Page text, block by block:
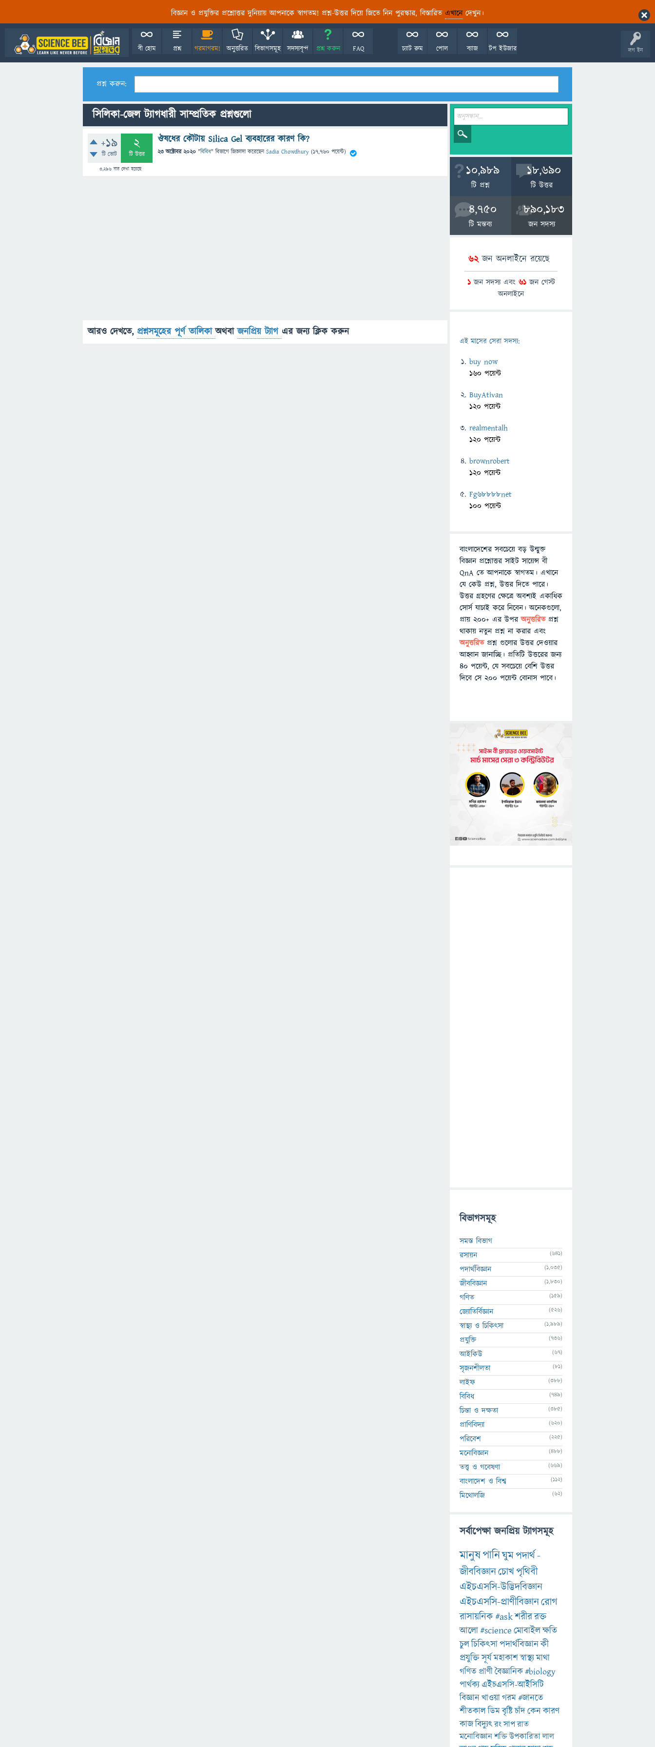
বিজ্ঞান ও প্রযুক্তির প্রশ্নোত্তর দুনিয়ায় আপনাকে স্বাগতম! প্রশ্ন-উত্তর দিয়ে জিতে নিন পুরস্কার, বিস্তারিত এখানেদেখুন।
লগ ইন
বী হোম প্রশ্ন গরমাগরম! অনুত্তরিত বিভাগসমূহ সদস্যবৃন্দ প্রশ্ন করুন FAQ টপ ইউজার
ব্যাজ
পোল
চ্যাট রুম
প্রশ্ন করুন:
সিলিকা-জেল ট্যাগধারী সাম্প্রতিক প্রশ্নগুলো
+19
টি ভোট
2
টি উত্তর
3,296বার দেখা হয়েছে
ঔষধের কৌটায় Silica Gel ব্যবহারের কারণ কি?
23 অক্টোবর 2020 "বিবিধ" বিভাগে জিজ্ঞাসাকরেছেনSadia Chowdhury (17,760 পয়েন্ট)
আরও দেখতে, প্রশ্নসমূহের পূর্ণ তালিকাঅথবাজনপ্রিয় ট্যাগ এর জন্য ক্লিক করুন
10,989
টি প্রশ্ন
18,690
টি উত্তর
4,750
টি মন্তব্য
890,183
জন সদস্য
62জন অনলাইনে রয়েছে
1জন সদস্য এবং 61জন গেস্ট
অনলাইনে
এই মাসের সেরা সদস্য:
buy now
160 পয়েন্ট
BuyAtivan
120 পয়েন্ট
realmentalh
120 পয়েন্ট
brownrobert
120 পয়েন্ট
Fg68888net
100 পয়েন্ট
বাংলাদেশের সবচেয়ে বড় উন্মুক্ত
বিজ্ঞান প্রশ্নোত্তর সাইট সায়েন্স বী
QnA তে আপনাকে স্বাগতম। এখানে
যে কেউ প্রশ্ন, উত্তর দিতে পারে।
উত্তর গ্রহণের ক্ষেত্রে অবশ্যই একাধিক
সোর্স যাচাই করে নিবেন। অনেকগুলো,
প্রায় ২০০+ এর উপরঅনুত্তরিতপ্রশ্ন
থাকায় নতুন প্রশ্ন না করার এবং
অনুত্তরিত প্রশ্ন গুলোর উত্তর দেওয়ার
আহ্বান জানাচ্ছি। প্রতিটি উত্তরের জন্য
৪০ পয়েন্ট, যে সবচেয়ে বেশি উত্তর
দিবে সে ২০০ পয়েন্ট বোনাস পাবে।
বিভাগসমূহ
সমস্ত বিভাগ
রসায়ন
(641)
পদার্থবিজ্ঞান (1,035)
জীববিজ্ঞান (1,830)
গণিত (159)
জ্যোতির্বিজ্ঞান (526)
স্বাস্থ্য ও চিকিৎসা (1,989)
প্রযুক্তি (736)
আইকিউ (67)
সৃজনশীলতা (81)
লাইফ (388)
বিবিধ (749)
চিন্তা ও দক্ষতা (385)
প্রাণিবিদ্যা (620)
পরিবেশ (225)
মনোবিজ্ঞান (488)
তত্ত্ব ও গবেষণা (669)
বাংলাদেশ ও বিশ্ব (112)
মিথোলজি (62)
সর্বাপেক্ষা জনপ্রিয় ট্যাগসমূহ
মানুষপানিঘুমপদার্থ-
জীববিজ্ঞানচোখপৃথিবী
এইচএসসি-উদ্ভিদবিজ্ঞান
এইচএসসি-প্রাণীবিজ্ঞানরোগ
রাসায়নিক#askশরীররক্ত
আলো#scienceমোবাইলক্ষতি
চুলচিকিৎসাপদার্থবিজ্ঞানকী
প্রযুক্তিসূর্যমহাকাশস্বাস্থ্যমাথা
গণিত প্রাণীবৈজ্ঞানিক#biology
পার্থক্য এইচএসসি-আইসিটি
বিজ্ঞানখাওয়াগরম#জানতে
শীতকালডিমবৃষ্টিচাঁদকেনকারণ
কাজবিদ্যুৎরংসাপরাত
মনোবিজ্ঞানশক্তিউপকারিতালাল